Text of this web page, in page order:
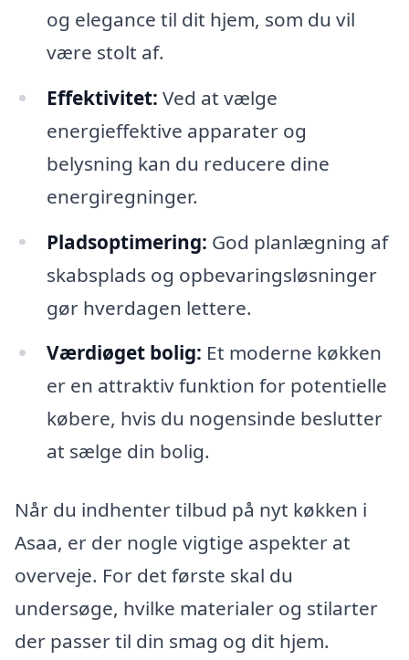
og elegance til dit hjem, som du vil
være stolt af.
Effektivitet: Ved at vælge
energieffektive apparater og
belysning kan du reducere dine
energiregninger.
Pladsoptimering: God planlægning af
skabsplads og opbevaringsløsninger
gør hverdagen lettere.
Værdiøget bolig: Et moderne køkken
er en attraktiv funktion for potentielle
købere, hvis du nogensinde beslutter
at sælge din bolig.
Når du indhenter tilbud på nyt køkken i
Asaa, er der nogle vigtige aspekter at
overveje. For det første skal du
undersøge, hvilke materialer og stilarter
der passer til din smag og dit hjem.